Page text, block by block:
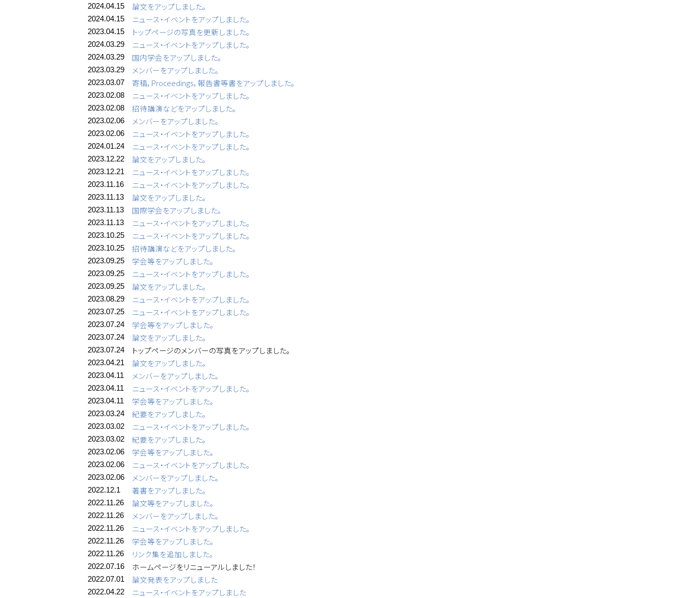
2024.04.15 論文をアップしました。
2024.04.15 ニュース・イベントをアップしました。
2023.04.15 トップページの写真を更新しました。
2024.03.29 ニュース・イベントをアップしました。
2024.03.29 国内学会をアップしました。
2023.03.29 メンバーをアップしました。
2023.03.07 寄稿，Proceedings，報告書等書をアップしました。
2023.02.08 ニュース・イベントをアップしました。
2023.02.08 招待講演などをアップしました。
2023.02.06 メンバーをアップしました。
2023.02.06 ニュース・イベントをアップしました。
2024.01.24 ニュース・イベントをアップしました。
2023.12.22 論文をアップしました。
2023.12.21 ニュース・イベントをアップしました。
2023.11.16 ニュース・イベントをアップしました。
2023.11.13 論文をアップしました。
2023.11.13 国際学会をアップしました。
2023.11.13 ニュース・イベントをアップしました。
2023.10.25 ニュース・イベントをアップしました。
2023.10.25 招待講演などをアップしました。
2023.09.25 学会等をアップしました。
2023.09.25 ニュース・イベントをアップしました。
2023.09.25 論文をアップしました。
2023.08.29 ニュース・イベントをアップしました。
2023.07.25 ニュース・イベントをアップしました。
2023.07.24 学会等をアップしました。
2023.07.24 論文をアップしました。
2023.07.24 トップページのメンバーの写真をアップしました。
2023.04.21 論文をアップしました。
2023.04.11 メンバーをアップしました。
2023.04.11 ニュース・イベントをアップしました。
2023.04.11 学会等をアップしました。
2023.03.24 紀要をアップしました。
2023.03.02 ニュース・イベントをアップしました。
2023.03.02 紀要をアップしました。
2023.02.06 学会等をアップしました。
2023.02.06 ニュース・イベントをアップしました。
2023.02.06 メンバーをアップしました。
2022.12.1 著書をアップしました。
2022.11.26 論文等をアップしました。
2022.11.26 メンバーをアップしました。
2022.11.26 ニュース・イベントをアップしました。
2022.11.26 学会等をアップしました。
2022.11.26 リンク集を追加しました。
2022.07.16 ホームページをリニューアルしました！
2022.07.01 論文発表をアップしました
2022.04.22 ニュース・イベントをアップしました